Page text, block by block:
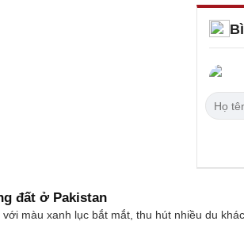
đất ở Pakistan
màu xanh lục bắt mắt, thu hút nhiều du